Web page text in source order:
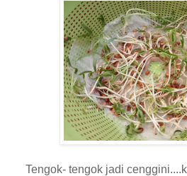
Tengok- tengok jadi